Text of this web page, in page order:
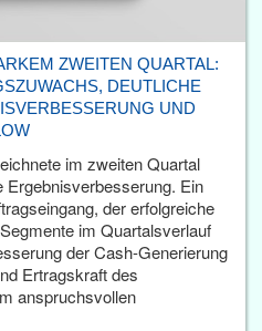
ZWEITEN QUARTAL:
DEUTLICHE
UND
im zweiten Quartal
Ergebnisverbesserung. Ein
der erfolgreiche
im Quartalsverlauf
der Cash-Generierung
Ertragskraft des
anspruchsvollen